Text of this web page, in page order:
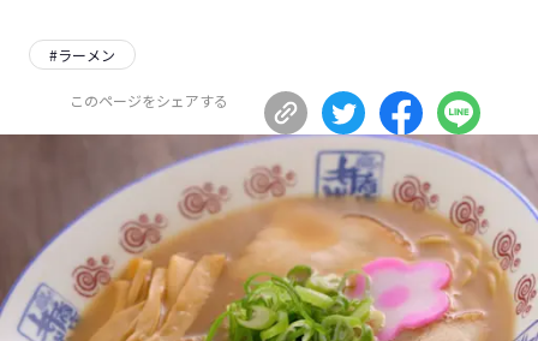
富山エリア
福井エリア
山梨エリア
長野エリア
岐阜エリア
愛知エリア
三重エリア
滋賀エリア
京都エリア
大阪市エリア
北摂エリア
堺・泉州エリア
河内エリア
兵庫エリア
#ラーメン
このページをシェアする